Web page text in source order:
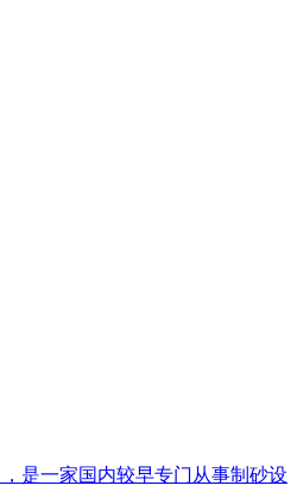
是一家国内较早专门从事制砂设